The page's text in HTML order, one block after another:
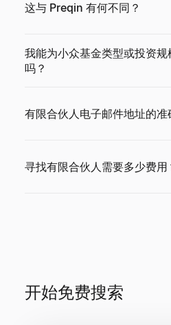
这与 Preqin 有何不同？
我能为小众基金类型或投资规
吗？
有限合伙人电子邮件地址的准
寻找有限合伙人需要多少费用
开始免费搜索